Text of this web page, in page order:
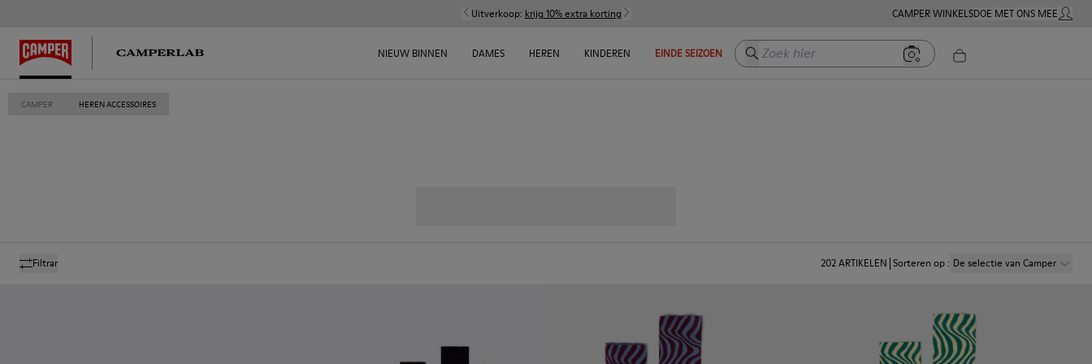
Uitverkoop: krijg 10% extra korting CAMPER WINKELSDOE MET ONS MEEMIJN
NIEUW BINNEN DAMES HEREN KINDEREN EINDE SEIZOEN Zoek hier
CAMPER HEREN ACCESSOIRES
Filtrar 202ARTIKELEN Sorteren op: De selectie van Camper